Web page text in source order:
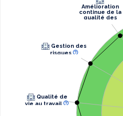
Qualité de
vie au travail
risques
Amélioration
continue de la
qualité des